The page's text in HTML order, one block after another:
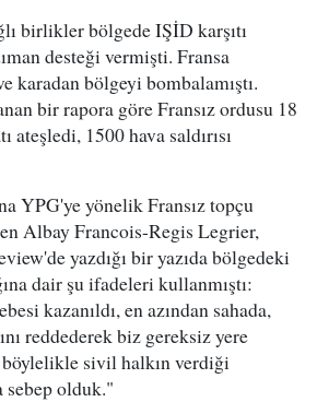
birlikler bölgede IŞİD karşıtı
desteği vermişti. Fransa
karadan bölgeyi bombalamıştı.
bir rapora göre Fransız ordusu 18
ateşledi, 1500 hava saldırısı
YPG'ye yönelik Fransız topçu
Albay Francois-Regis Legrier,
yazdığı bir yazıda bölgedeki
dair şu ifadeleri kullanmıştı:
kazanıldı, en azından sahada,
reddederek biz gereksiz yere
böylelikle sivil halkın verdiği
sebep olduk."